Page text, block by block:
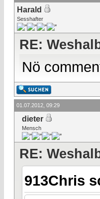
Harald
Sesshafter
RE:
Nö
01.07.2012, 09:29
dieter
Mensch
RE:
913Chris